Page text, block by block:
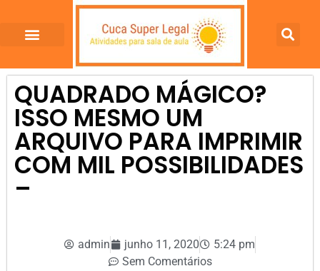
QUADRADO MÁGICO?
ISSO MESMO UM
ARQUIVO PARA IMPRIMIR
COM MIL POSSIBILIDADES
–
admin junho 11, 2020
5:24 pm
Sem Comentários